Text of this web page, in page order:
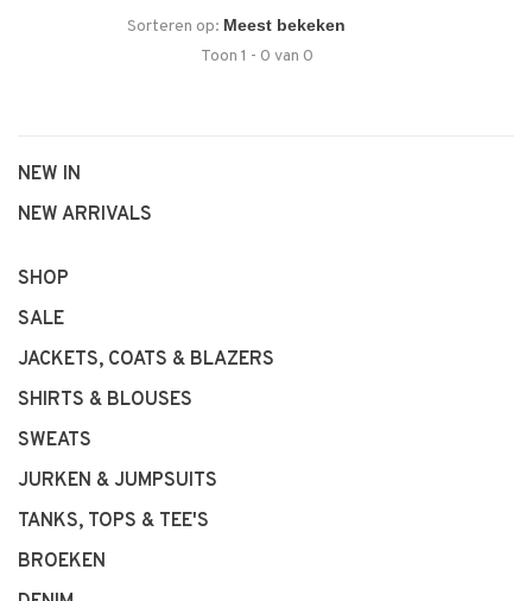
Sorteren op:
Toon 1 - 0 van 0
NEW IN
NEW ARRIVALS
SHOP
SALE
JACKETS, COATS & BLAZERS
SHIRTS & BLOUSES
SWEATS
JURKEN & JUMPSUITS
TANKS, TOPS & TEE'S
BROEKEN